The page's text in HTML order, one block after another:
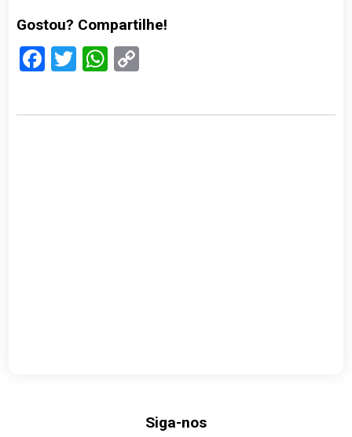
Gostou? Compartilhe!
Facebook
TwitterWhatsApp
Siga-nos